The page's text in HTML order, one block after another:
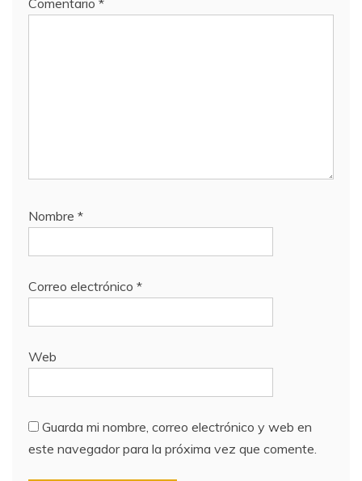
Comentario *
Nombre *
Correo electrónico *
Web
Guarda mi nombre, correo electrónico y web en
este navegador para la próxima vez que comente.